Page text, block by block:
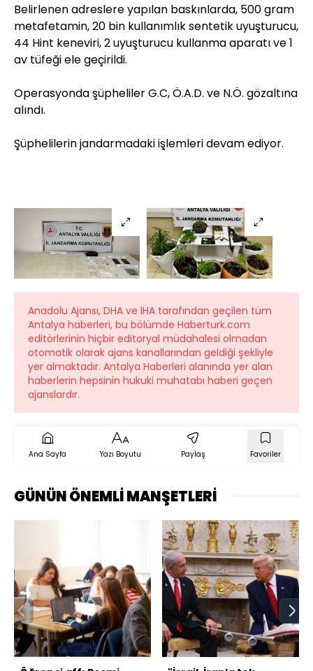
Belirlenen adreslere yapılan baskınlarda, 500 gram
metafetamin, 20 bin kullanımlık sentetik uyuşturucu,
44 Hint keneviri, 2 uyuşturucu kullanma aparatı ve 1
av tüfeği ele geçirildi.
Operasyonda şüpheliler G.C, Ö.A.D. ve N.Ö. gözaltına
alındı.
Şüphelilerin jandarmadaki işlemleri devam ediyor.
Anadolu Ajansı, DHA ve İHA tarafından geçilen tüm
Antalya haberleri, bu bölümde Haberturk.com
editörlerinin hiçbir editoryal müdahalesi olmadan
otomatik olarak ajans kanallarından geldiği şekliyle
yer almaktadır. Antalya Haberleri alanında yer alan
haberlerin hepsinin hukuki muhatabı haberi geçen
ajanslardır.
Ana Sayfa Yazı Boyutu Paylaş Favoriler
GÜNÜN ÖNEMLİ MANŞETLERİ